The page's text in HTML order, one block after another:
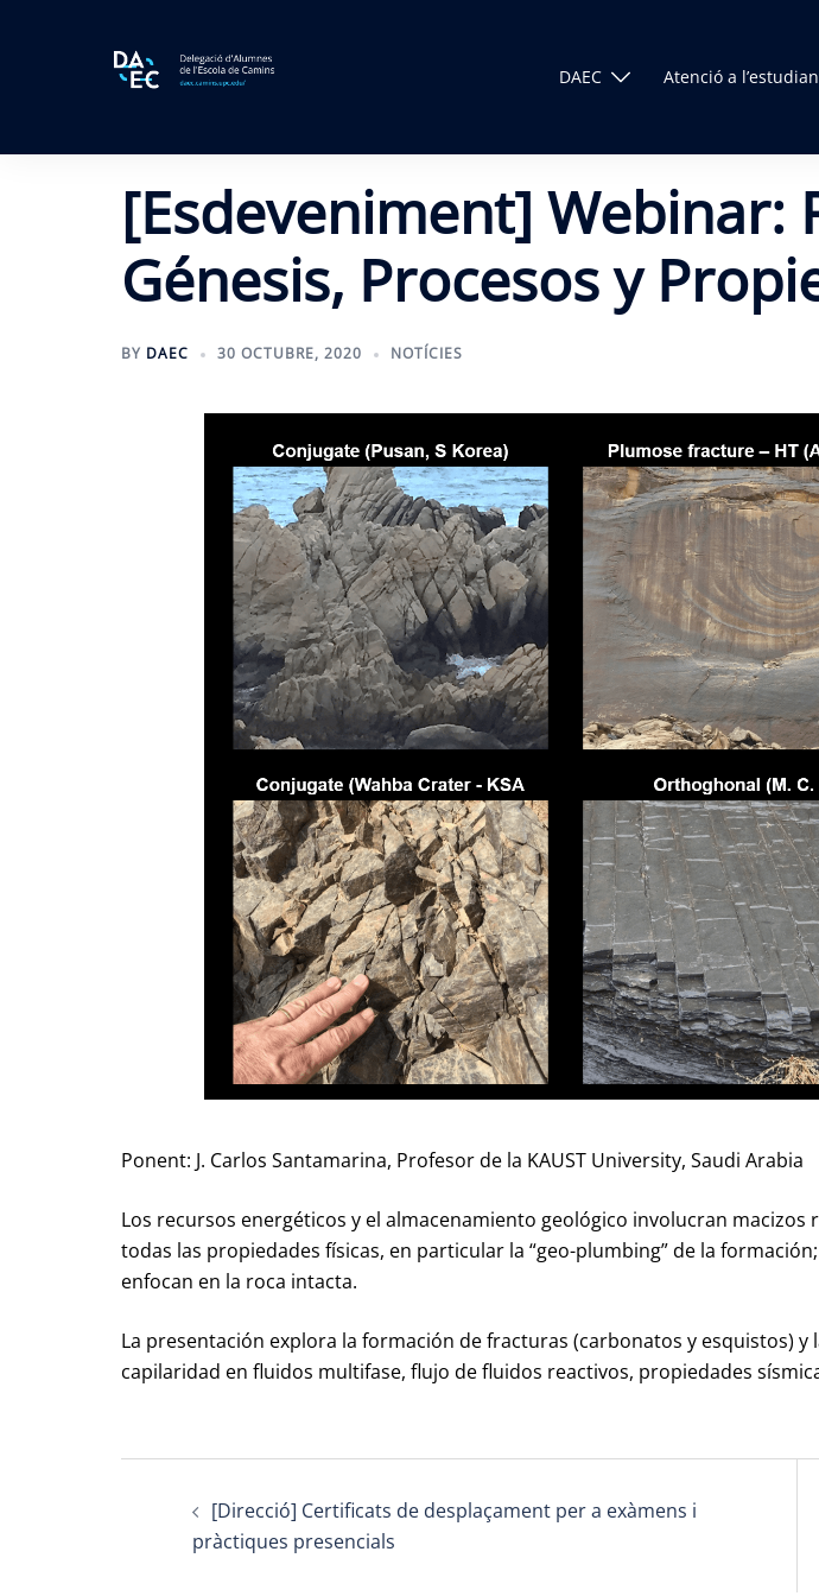
DAEC Atenció a
[Esdeveniment] Webinar:
Génesis, Procesos y
BY DAEC 30 OCTUBRE, 2020 NOTÍCIES
Ponent: J. Carlos Santamarina, Profesor de la KAUST University, Saudi Arabia
Los recursos energéticos y el almacenamiento geológico involucran
todas las propiedades físicas, en particular la “geo-plumbing” de la
enfocan en la roca intacta.
La presentación explora la formación de fracturas (carbonatos y esquistos)
capilaridad en fluidos multifase, flujo de fluidos reactivos, propiedades
Post
navigation
[Direcció] Certificats de desplaçament per a exàmens i
pràctiques presencials